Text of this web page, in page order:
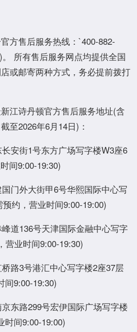
方售后服务热线：`400-882-
所有售后服务网点均提供全国
或邮寄两种方式，务必提前拨打
江诗丹顿官方售后服务地址(含
至2026年6月14日)：
安街1号东方广场写字楼W3座6
间9:00-19:30)
门外大街甲6号华熙国际中心写
约，营业时间9:00-19:00)
道136号天津国际金融中心写字
营业时间9:00-19:30)
路3号港汇中心写字楼2座37层
间9:00-19:30)
东路299号宏伊国际广场写字楼
时间9:00-19:00)